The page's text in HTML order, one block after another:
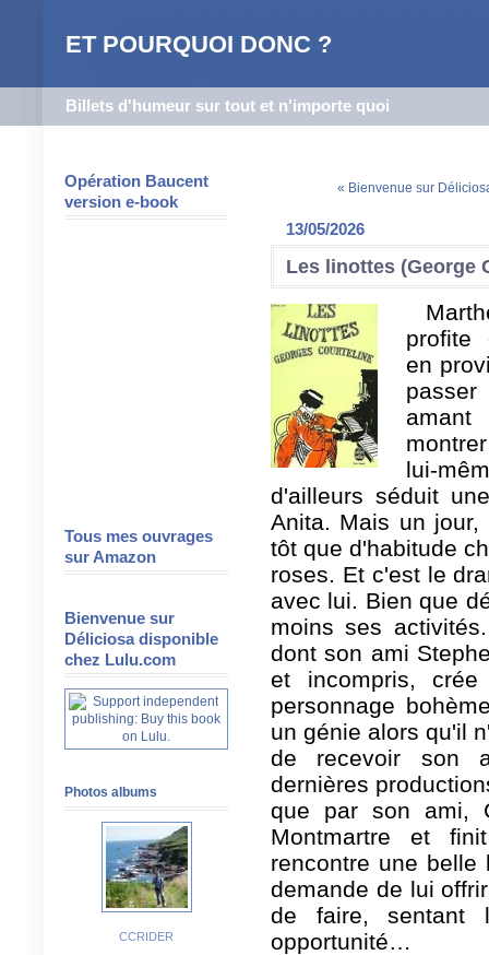
ET POURQUOI DONC ?
Billets d'humeur sur tout et n'importe quoi
Opération Baucent
version e-book
Tous mes ouvrages
sur Amazon
Bienvenue sur
Déliciosa disponible
chez Lulu.com
Photos albums
CCRIDER
« Bienvenue sur
13/05/2026
Les linottes (George
profite
en
lui-
d'ailleurs séduit
Anita. Mais un
tôt que d'habitude
roses. Et c'est le
avec lui. Bien que
moins ses
dont son ami
et incompris,
personnage
un génie alors qu'il
de recevoir son
dernières
que par son ami,
Montmartre et
rencontre une belle
demande de lui
de faire, sentant
opportunité…